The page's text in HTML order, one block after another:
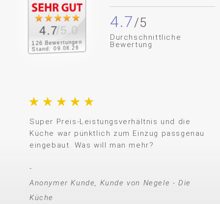
126 Bewertungen
Stand: 09.08.26
4.7/5.0 4.7
Durchschnittliche
Bewertung
Super Preis-Leistungsverhältnis und die
Küche war pünktlich zum Einzug passgenau
eingebaut. Was will man mehr?
Anonymer Kunde, Kunde von Negele - Die
Küche